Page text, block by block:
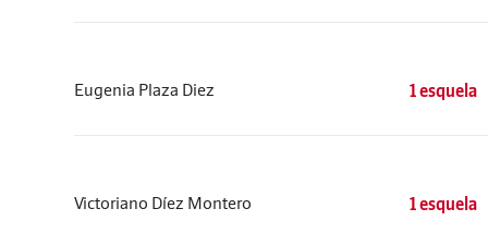
Eugenia Plaza Diez 1 esquela
Victoriano Díez Montero 1 esquela